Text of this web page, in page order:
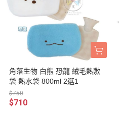
角落生物 白熊 恐龍 絨毛熱敷
袋 熱水袋 800ml 2選1
$750
$710